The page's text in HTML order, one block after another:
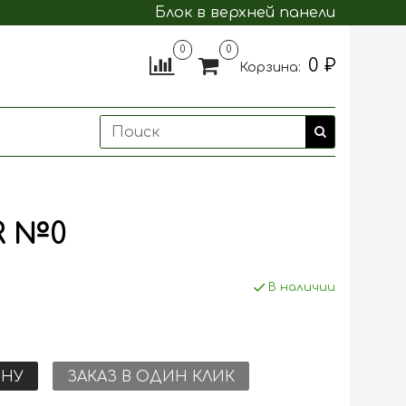
Блок в верхней панели
0 0
Корзина: 0 ₽
№0
В наличии
ЗАКАЗ В ОДИН КЛИК